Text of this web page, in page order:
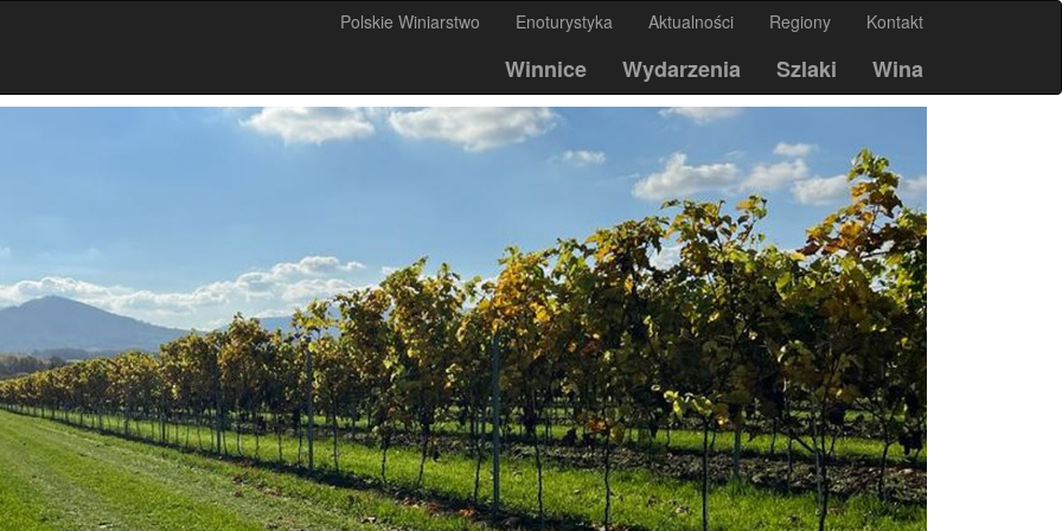
Polskie Winiarstwo Enoturystyka Aktualności Regiony Kontakt
Winnice Wydarzenia Szlaki Wina